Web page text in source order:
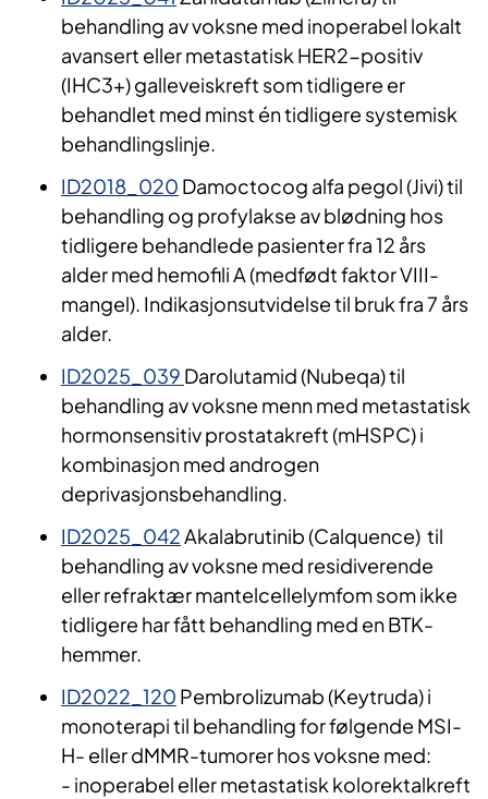
behandling av voksne med inoperabel lokalt
avansert eller metastatisk HER2-positiv
(IHC3+) galleveiskreft som tidligere er
behandlet med minst én tidligere systemisk
behandlingslinje.
ID2018_020 Damoctocog alfa pegol (Jivi) til
behandling og profylakse av blødning hos
tidligere behandlede pasienter fra 12 års
alder med hemofili A (medfødt faktor VIII-
mangel). Indikasjonsutvidelse til bruk fra 7 års
alder.
ID2025_039 Darolutamid (Nubeqa) til
behandling av voksne menn med metastatisk
hormonsensitiv prostatakreft (mHSPC) i
kombinasjon med androgen
deprivasjonsbehandling.
ID2025_042Akalabrutinib (Calquence) til
behandling av voksne med residiverende
eller refraktær mantelcellelymfom som ikke
tidligere har fått behandling med en BTK-
hemmer.
ID2022_120 Pembrolizumab (Keytruda) i
monoterapi til behandling for følgende MSI-
H- eller dMMR-tumorer hos voksne med:
- inoperabel eller metastatisk kolorektalkreft